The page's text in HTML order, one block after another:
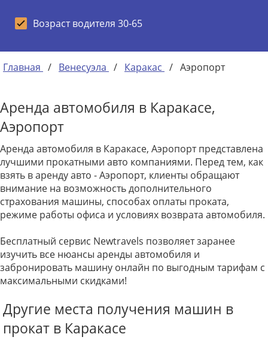
Возраст водителя 30-65
Главная / Венесуэла / Каракас / Аэропорт
Аренда автомобиля в Каракасе,
Аэропорт
Аренда автомобиля в Каракасе, Аэропорт представлена
лучшими прокатными авто компаниями. Перед тем, как
взять в аренду авто - Аэропорт, клиенты обращают
внимание на возможность дополнительного
страхования машины, способах оплаты проката,
режиме работы офиса и условиях возврата автомобиля.
Бесплатный сервис Newtravels позволяет заранее
изучить все нюансы аренды автомобиля и
забронировать машину онлайн по выгодным тарифам с
максимальными скидками!
Другие места получения машин в
прокат в Каракасе